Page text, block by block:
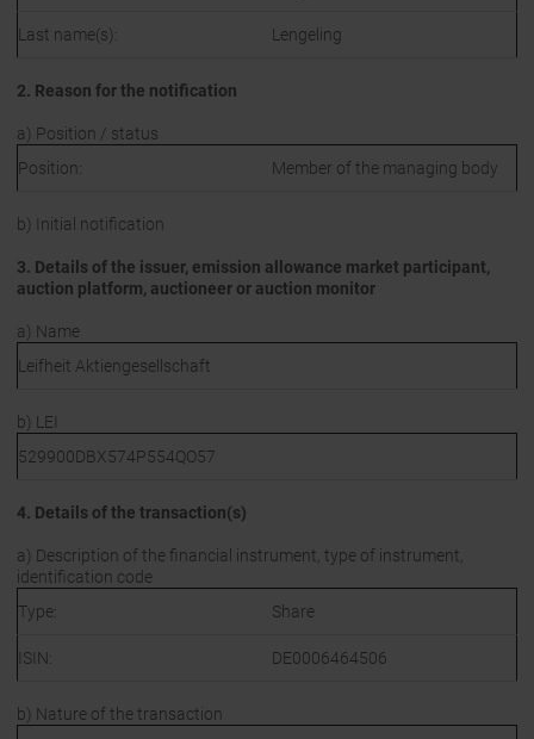
Last name(s): Lengeling
2. Reason for the notification
a) Position / status
Position:
Member of the managing body
b) Initial notification
3. Details of the issuer, emission allowance market participant,
auction platform, auctioneer or auction monitor
a) Name
Leifheit Aktiengesellschaft
b) LEI
529900DBX574P554QO57
4. Details of the transaction(s)
a) Description of the financial instrument, type of instrument,
identification code
Type:
Share
ISIN: DE0006464506
b) Nature of the transaction